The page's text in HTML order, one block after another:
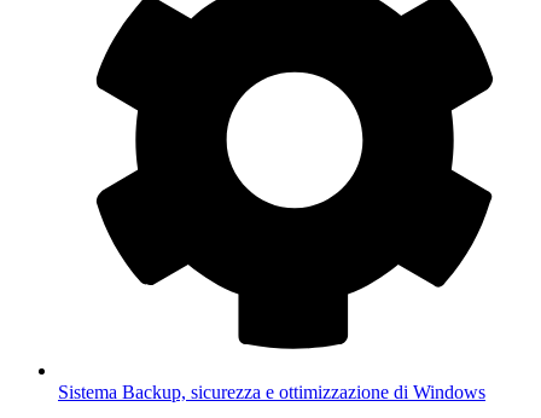
Sistema Backup, sicurezza e ottimizzazione di Windows